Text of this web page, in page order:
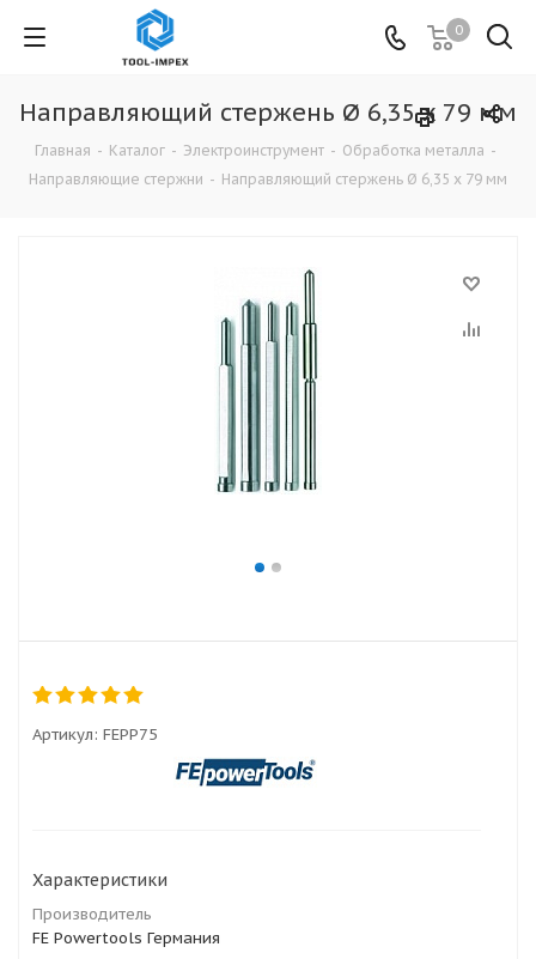
0
Направляющий стержень Ø 6,35 x 79 мм
Главная - Каталог - Электроинструмент - Обработка металла -
Направляющие стержни - Направляющий стержень Ø 6,35 x 79 мм
Артикул: FEPP75
Характеристики
Производитель
FE Powertools Германия